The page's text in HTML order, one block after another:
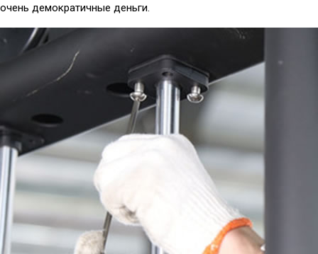
очень демократичные деньги.